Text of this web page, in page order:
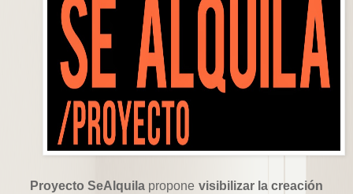
ProyectoSeAlquila propone visibilizar la creación